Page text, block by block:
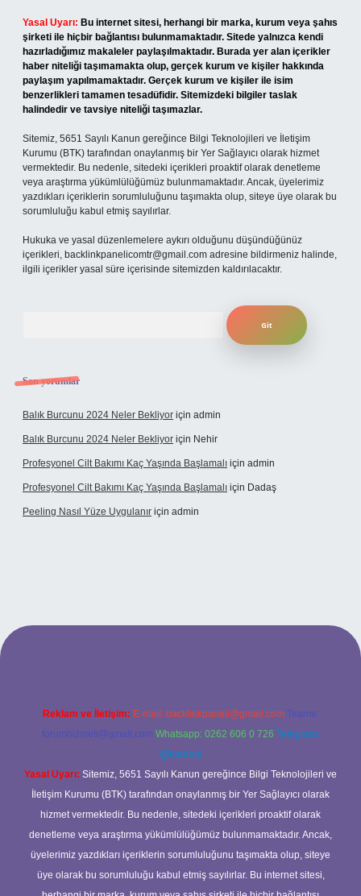
Yasal Uyarı: Bu internet sitesi, herhangi bir marka, kurum veya şahıs
şirketi ile hiçbir bağlantısı bulunmamaktadır. Sitede yalnızca kendi
hazırladığımız makaleler paylaşılmaktadır. Burada yer alan içerikler
haber niteliği taşımamakta olup, gerçek kurum ve kişiler hakkında
paylaşım yapılmamaktadır. Gerçek kurum ve kişiler ile isim
benzerlikleri tamamen tesadüfidir. Sitemizdeki bilgiler taslak
halindedir ve tavsiye niteliği taşımazlar.
Sitemiz, 5651 Sayılı Kanun gereğince Bilgi Teknolojileri ve İletişim
Kurumu (BTK) tarafından onaylanmış bir Yer Sağlayıcı olarak hizmet
vermektedir. Bu nedenle, sitedeki içerikleri proaktif olarak denetleme
veya araştırma yükümlülüğümüz bulunmamaktadır. Ancak, üyelerimiz
yazdıkları içeriklerin sorumluluğunu taşımakta olup, siteye üye olarak bu
sorumluluğu kabul etmiş sayılırlar.
Hukuka ve yasal düzenlemelere aykırı olduğunu düşündüğünüz
içerikleri, backlinkpanelicomtr@gmail.com adresine bildirmeniz halinde,
ilgili içerikler yasal süre içerisinde sitemizden kaldırılacaktır.
Son yorumlar
Balık Burcunu 2024 Neler Bekliyor için admin
Balık Burcunu 2024 Neler Bekliyor için Nehir
Profesyonel Cilt Bakımı Kaç Yaşında Başlamalı için admin
Profesyonel Cilt Bakımı Kaç Yaşında Başlamalı için Dadaş
Peeling Nasıl Yüze Uygulanır için admin
Reklam ve İletişim: E-mail: backlinkpaneli@gmail.com Teams:
forumhizmeti@gmail.com Whatsapp: 0262 606 0 726 Telegram:
@karabul
Yasal Uyarı: Sitemiz, 5651 Sayılı Kanun gereğince Bilgi Teknolojileri ve
İletişim Kurumu (BTK) tarafından onaylanmış bir Yer Sağlayıcı olarak
hizmet vermektedir. Bu nedenle, sitedeki içerikleri proaktif olarak
denetleme veya araştırma yükümlülüğümüz bulunmamaktadır. Ancak,
üyelerimiz yazdıkları içeriklerin sorumluluğunu taşımakta olup, siteye
üye olarak bu sorumluluğu kabul etmiş sayılırlar. Bu internet sitesi,